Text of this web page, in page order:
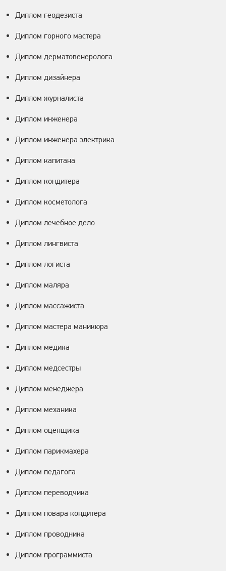
Диплом геодезиста
Диплом горного мастера
Диплом дерматовенеролога
Диплом дизайнера
Диплом журналиста
Диплом инженера
Диплом инженера электрика
Диплом капитана
Диплом кондитера
Диплом косметолога
Диплом лечебное дело
Диплом лингвиста
Диплом логиста
Диплом маляра
Диплом массажиста
Диплом мастера маникюра
Диплом медика
Диплом медсестры
Диплом менеджера
Диплом механика
Диплом оценщика
Диплом парикмахера
Диплом педагога
Диплом переводчика
Диплом повара кондитера
Диплом проводника
Диплом программиста